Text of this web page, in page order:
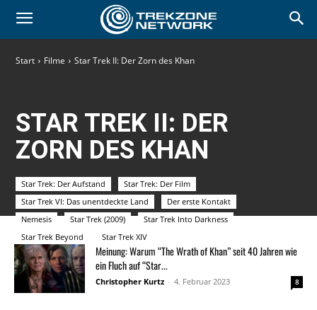
Start Filme Star Trek II: Der Zorn des Khan
STAR TREK II: DER
ZORN DES KHAN
Star Trek: Der Aufstand
Star Trek: Der Film
Star Trek VI: Das unentdeckte Land
Der erste Kontakt
Nemesis
Star Trek (2009)
Star Trek Into Darkness
Star Trek Beyond
Star Trek XIV
Meinung: Warum “The Wrath of Khan” seit 40 Jahren wie
ein Fluch auf “Star...
Christopher Kurtz - 4. Februar 2023 8